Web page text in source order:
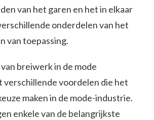
van het garen en het in elkaar
onderdelen van het
van toepassing.
breiwerk in de mode
voordelen die het
maken in de mode-industrie.
enkele van de belangrijkste